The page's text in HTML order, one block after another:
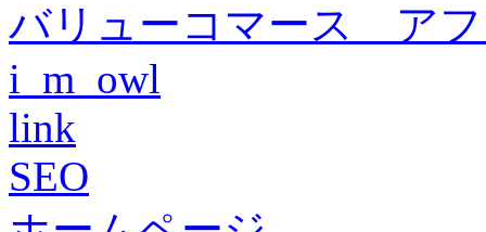
バリューコマース ア
i_m_owl
link
SEO